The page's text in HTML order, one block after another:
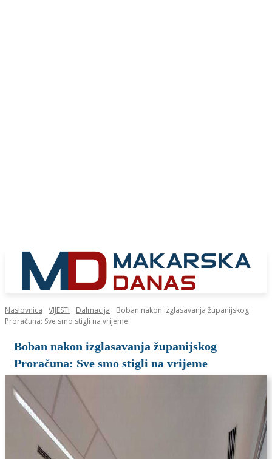
Naslovnica VIJESTI Dalmacija
Boban nakon izglasavanja županijskog
Proračuna: Sve smo stigli na vrijeme
Boban nakon izglasavanja županijskog
Proračuna: Sve smo stigli na vrijeme